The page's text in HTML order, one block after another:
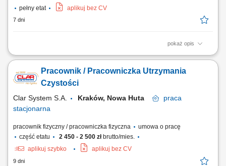
pełny etat
aplikuj bez CV
7 dni
pokaż opis
Kompleksowe dbanie o czystość, ład i estetyczny wygląd wyznaczonych
korytarzy, klatek schodowych oraz pozostałych wspólnych ciągów
komunikacyjnych. Dbanie o nienaganny stan higieniczny pomieszczeń
Pracownik / Pracowniczka Utrzymania
Czystości
Clar System S.A. Kraków, Nowa Huta
praca
stacjonarna
pracownik fizyczny / pracowniczka fizyczna
umowa o pracę
część etatu
2 450 - 2 500 złbrutto/mies.
aplikuj szybko
aplikuj bez CV
9 dni